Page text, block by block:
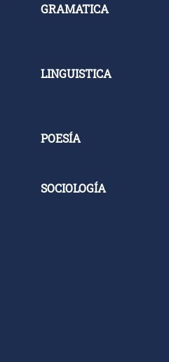
GRAMATICA
LINGUISTICA
POESÍA
SOCIOLOGÍA